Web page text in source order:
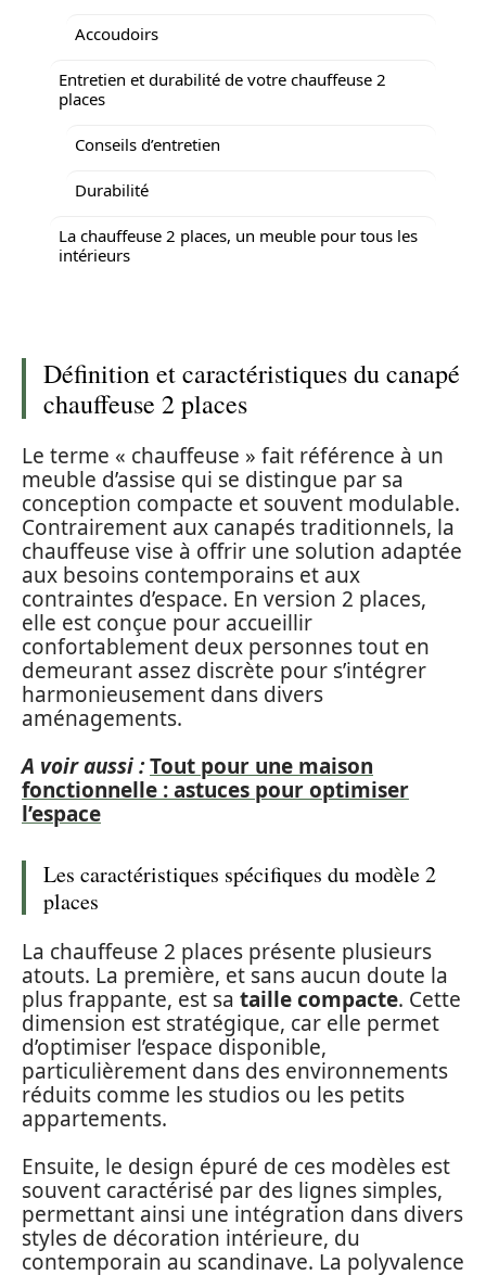
Accoudoirs
Entretien et durabilité de votre chauffeuse 2
places
Conseils d’entretien
Durabilité
La chauffeuse 2 places, un meuble pour tous les
intérieurs
Définition et caractéristiques du canapé
chauffeuse 2 places
Le terme « chauffeuse » fait référence à un
meuble d’assise qui se distingue par sa
conception compacte et souvent modulable.
Contrairement aux canapés traditionnels, la
chauffeuse vise à offrir une solution adaptée
aux besoins contemporains et aux
contraintes d’espace. En version 2 places,
elle est conçue pour accueillir
confortablement deux personnes tout en
demeurant assez discrète pour s’intégrer
harmonieusement dans divers
aménagements.
A voir aussi :Tout pour une maison
fonctionnelle : astuces pour optimiser
l’espace
Les caractéristiques spécifiques du modèle 2
places
La chauffeuse 2 places présente plusieurs
atouts. La première, et sans aucun doute la
plus frappante, est sa taille compacte. Cette
dimension est stratégique, car elle permet
d’optimiser l’espace disponible,
particulièrement dans des environnements
réduits comme les studios ou les petits
appartements.
Ensuite, le design épuré de ces modèles est
souvent caractérisé par des lignes simples,
permettant ainsi une intégration dans divers
styles de décoration intérieure, du
contemporain au scandinave. La polyvalence